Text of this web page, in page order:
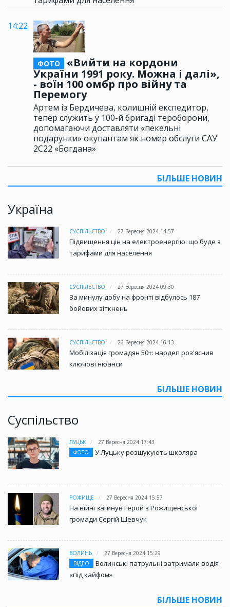
14:22
ФОТО
«Вийти на кордони
України 1991 року. Можна і далі»,
- воїн 100 омбр про війну та
Перемогу
Артем із Бердичева, колишній експедитор,
тепер служить у 100-й бригаді тероборони,
допомагаючи доставляти «пекельні
подарунки» окупантам як номер обслуги САУ
2С22 «Богдана»
БІЛЬШЕ НОВИН
Україна
СУСПІЛЬСТВО 27 Вересня 2024 14:57
Підвищення цін на електроенергію: що буде з
тарифами для населення
СУСПІЛЬСТВО 27 Вересня 2024 09:30
За минулу добу на фронті відбулось 187
бойових зіткнень
СУСПІЛЬСТВО 26 Вересня 2024 16:13
Мобілізація громадян 50+: нардеп роз'яснив
ключові нюанси
БІЛЬШЕ НОВИН
Суспільство
ЛУЦЬК
27 Вересня 2024 17:43
ФОТО
У Луцьку розшукують школяра
РОЖИЩЕ 27 Вересня 2024 15:57
На війні загинув Герой з Рожищенської
громади Сергій Шевчук
ВОЛИНЬ
27 Вересня 2024 15:29
ВІДЕО
Волинські патрульні затримали водія
«під кайфом»
БІЛЬШЕ НОВИН